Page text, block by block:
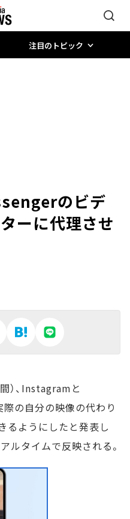
注目のトピック
のビデ
ーに代理させ
）、Instagramと
の自分の映像の代わり
るようにしたと発表し
ルタイムで反映される。